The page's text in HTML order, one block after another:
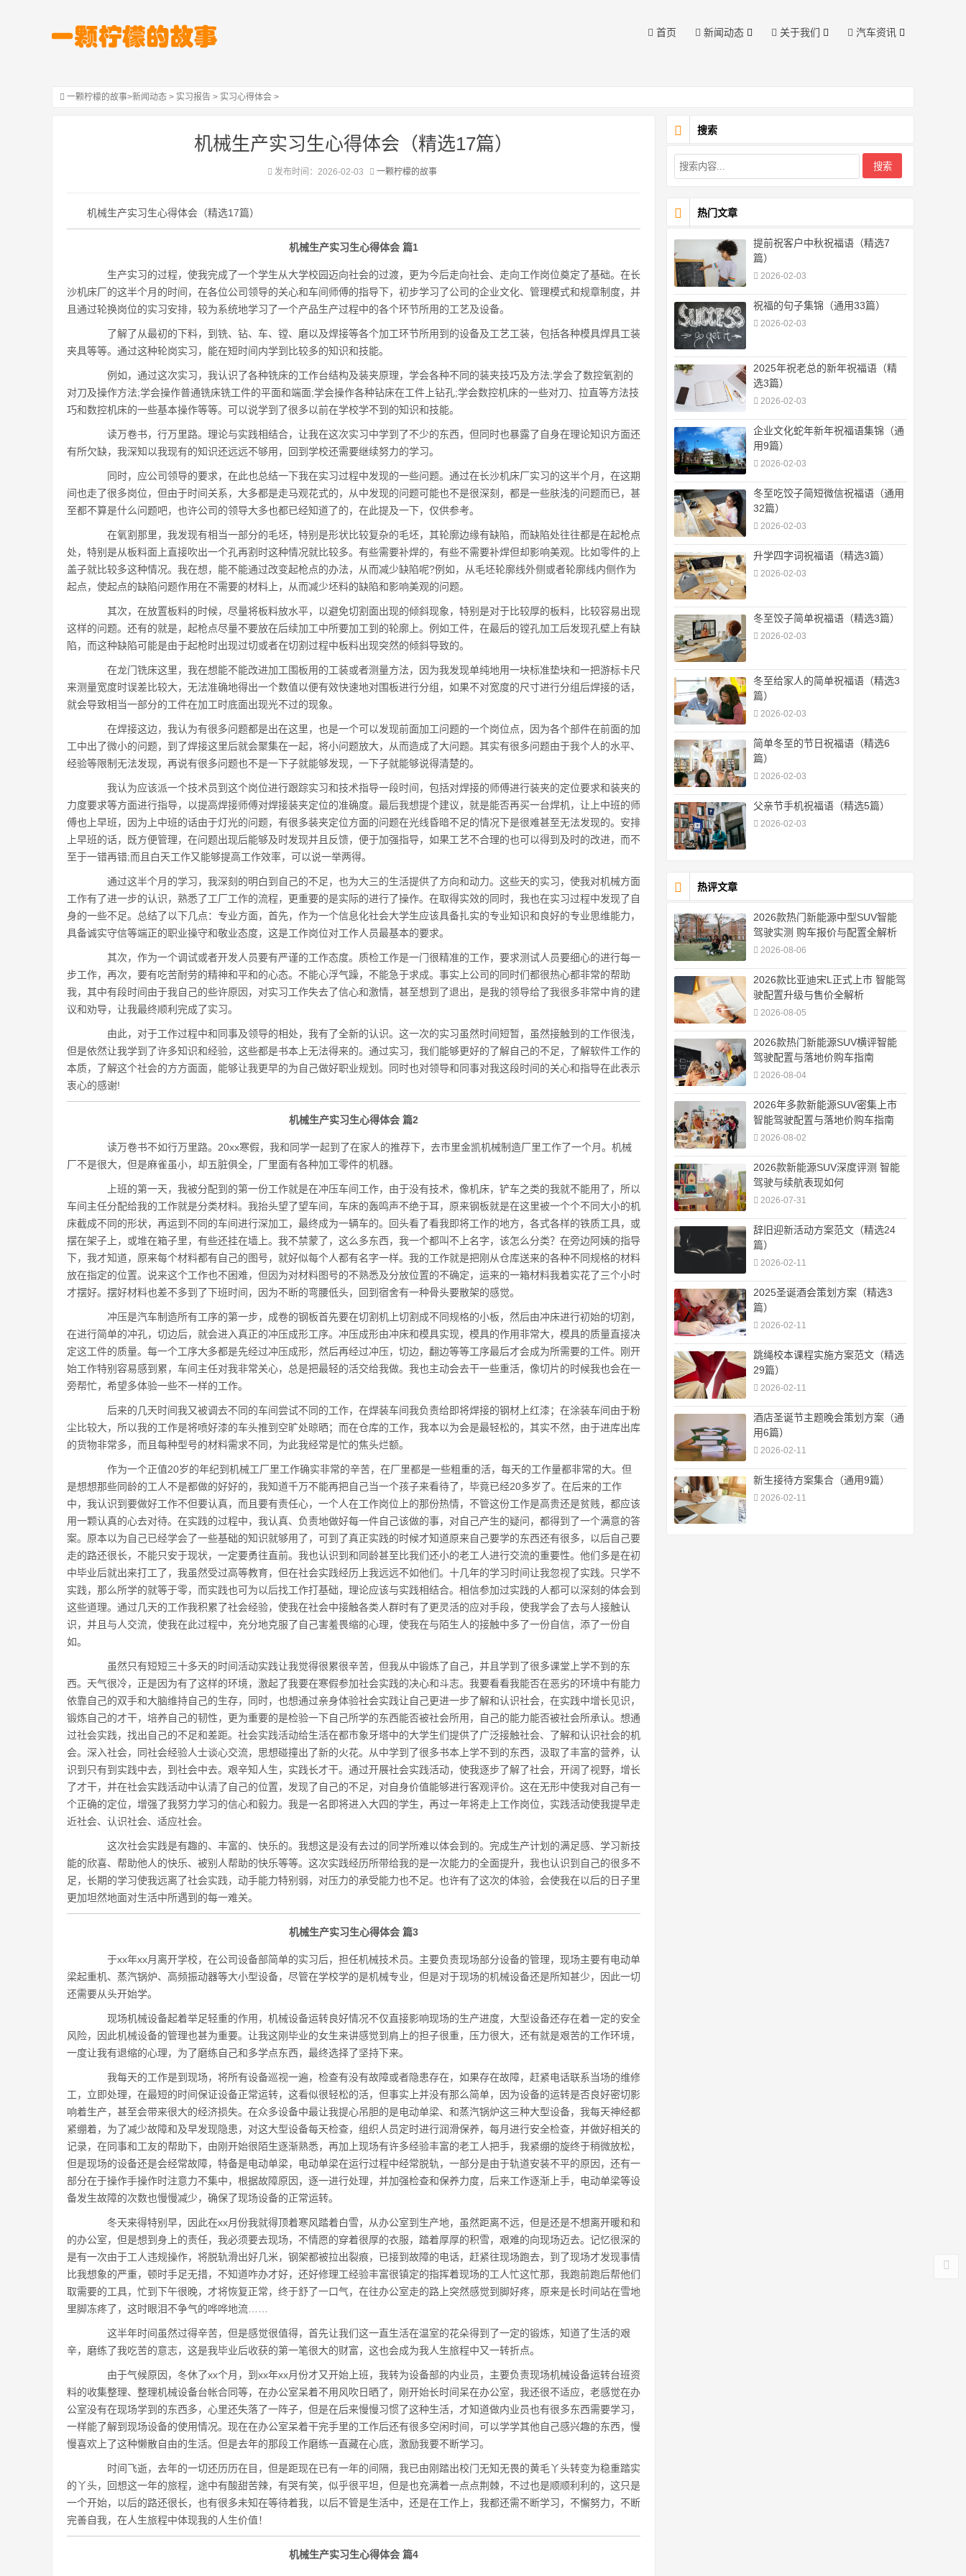
首页 新闻动态 关于我们 汽车资讯
一颗柠檬的故事>新闻动态 > 实习报告 > 实习心得体会 >
机械生产实习生心得体会（精选17篇）
发布时间：2026-02-03 一颗柠檬的故事
机械生产实习生心得体会（精选17篇）
机械生产实习生心得体会 篇1
生产实习的过程，使我完成了一个学生从大学校园迈向社会的过渡，更为今后走向社会、走向工作岗位奠定了基础。在长
沙机床厂的这半个月的时间，在各位公司领导的关心和车间师傅的指导下，初步学习了公司的企业文化、管理模式和规章制度，并
且通过轮换岗位的实习安排，较为系统地学习了一个产品生产过程中的各个环节所用的工艺及设备。
了解了从最初的下料，到铣、钻、车、镗、磨以及焊接等各个加工环节所用到的设备及工艺工装，包括各种模具焊具工装
夹具等等。通过这种轮岗实习，能在短时间内学到比较多的知识和技能。
例如，通过这次实习，我认识了各种铣床的工作台结构及装夹原理，学会各种不同的装夹技巧及方法;学会了数控氧割的
对刀及操作方法;学会操作普通铣床铣工件的平面和端面;学会操作各种钻床在工件上钻孔;学会数控机床的一些对刀、拉直等方法技
巧和数控机床的一些基本操作等等。可以说学到了很多以前在学校学不到的知识和技能。
读万卷书，行万里路。理论与实践相结合，让我在这次实习中学到了不少的东西，但同时也暴露了自身在理论知识方面还
有所欠缺，我深知以我现有的知识还远远不够用，回到学校还需要继续努力的学习。
同时，应公司领导的要求，在此也总结一下我在实习过程中发现的一些问题。通过在长沙机床厂实习的这半个月，在这期
间也走了很多岗位，但由于时间关系，大多都是走马观花式的，从中发现的问题可能也不是很深刻，都是一些肤浅的问题而已，甚
至都不算是什么问题吧，也许公司的领导大多也都已经知道了的，在此提及一下，仅供参考。
在氧割那里，我发现有相当一部分的毛坯，特别是形状比较复杂的毛坯，其轮廓边缘有缺陷，而缺陷处往往都是在起枪点
处，特别是从板料面上直接吹出一个孔再割时这种情况就比较多。有些需要补焊的，有些不需要补焊但却影响美观。比如零件的上
盖子就比较多这种情况。我在想，能不能通过改变起枪点的办法，从而减少缺陷呢?例如，从毛坯轮廓线外侧或者轮廓线内侧作为
起点，使起点的缺陷问题作用在不需要的材料上，从而减少坯料的缺陷和影响美观的问题。
其次，在放置板料的时候，尽量将板料放水平，以避免切割面出现的倾斜现象，特别是对于比较厚的板料，比较容易出现
这样的问题。还有的就是，起枪点尽量不要放在后续加工中所要加工到的轮廓上。例如工件，在最后的镗孔加工后发现孔壁上有缺
陷，而这种缺陷可能是由于起枪时出现过切或者在切割过程中板料出现突然的倾斜导致的。
在龙门铣床这里，我在想能不能改进加工围板用的工装或者测量方法，因为我发现单纯地用一块标准垫块和一把游标卡尺
来测量宽度时误差比较大，无法准确地得出一个数值以便有效快速地对围板进行分组，如果不对宽度的尺寸进行分组后焊接的话，
就会导致相当一部分的工件在加工时底面出现光不过的现象。
在焊接这边，我认为有很多问题都是出在这里，也是一个可以发现前面加工问题的一个岗位点，因为各个部件在前面的加
工中出了微小的问题，到了焊接这里后就会聚集在一起，将小问题放大，从而造成了大问题。其实有很多问题由于我个人的水平、
经验等限制无法发现，再说有很多问题也不是一下子就能够发现，一下子就能够说得清楚的。
我认为应该派一个技术员到这个岗位进行跟踪实习和技术指导一段时间，包括对焊接的师傅进行装夹的定位要求和装夹的
力度要求等方面进行指导，以提高焊接师傅对焊接装夹定位的准确度。最后我想提个建议，就是能否再买一台焊机，让上中班的师
傅也上早班，因为上中班的话由于灯光的问题，有很多装夹定位方面的问题在光线昏暗不足的情况下是很难甚至无法发现的。安排
上早班的话，既方便管理，在问题出现后能够及时发现并且反馈，便于加强指导，如果工艺不合理的也可以得到及时的改进，而不
至于一错再错;而且白天工作又能够提高工作效率，可以说一举两得。
通过这半个月的学习，我深刻的明白到自己的不足，也为大三的生活提供了方向和动力。这些天的实习，使我对机械方面
工作有了进一步的认识，熟悉了工厂工作的流程，更重要的是实际的进行了操作。在取得实效的同时，我也在实习过程中发现了自
身的一些不足。总结了以下几点：专业方面，首先，作为一个信息化社会大学生应该具备扎实的专业知识和良好的专业思维能力，
具备诚实守信等端正的职业操守和敬业态度，这是工作岗位对工作人员最基本的要求。
其次，作为一个调试或者开发人员要有严谨的工作态度。质检工作是一门很精准的工作，要求测试人员要细心的进行每一
步工作，再次，要有吃苦耐劳的精神和平和的心态。不能心浮气躁，不能急于求成。事实上公司的同时们都很热心都非常的帮助
我，其中有段时间由于我自己的些许原因，对实习工作失去了信心和激情，甚至想到了退出，是我的领导给了我很多非常中肯的建
议和劝导，让我最终顺利完成了实习。
由此，对于工作过程中和同事及领导的相处，我有了全新的认识。这一次的实习虽然时间短暂，虽然接触到的工作很浅，
但是依然让我学到了许多知识和经验，这些都是书本上无法得来的。通过实习，我们能够更好的了解自己的不足，了解软件工作的
本质，了解这个社会的方方面面，能够让我更早的为自己做好职业规划。同时也对领导和同事对我这段时间的关心和指导在此表示
衷心的感谢!
机械生产实习生心得体会 篇2
读万卷书不如行万里路。20xx寒假，我和同学一起到了在家人的推荐下，去市里金凯机械制造厂里工作了一个月。机械
厂不是很大，但是麻雀虽小，却五脏俱全，厂里面有各种加工零件的机器。
上班的第一天，我被分配到的第一份工作就是在冲压车间工作，由于没有技术，像机床，铲车之类的我就不能用了，所以
车间主任分配给我的工作就是分类材料。我抬头望了望车间，车床的轰鸣声不绝于耳，原来钢板就是在这里被一个个不同大小的机
床截成不同的形状，再运到不同的车间进行深加工，最终成为一辆车的。回头看了看我即将工作的地方，各式各样的铁质工具，或
摆在架子上，或堆在箱子里，有些还挂在墙上。我不禁蒙了，这么多东西，我一个都叫不上名字，该怎么分类？在旁边阿姨的指导
下，我才知道，原来每个材料都有自己的图号，就好似每个人都有名字一样。我的工作就是把刚从仓库送来的各种不同规格的材料
放在指定的位置。说来这个工作也不困难，但因为对材料图号的不熟悉及分放位置的不确定，运来的一箱材料我着实花了三个小时
才摆好。摆好材料也差不多到了下班时间，因为不断的弯腰低头，回到宿舍有一种骨头要散架的感觉。
冲压是汽车制造所有工序的第一步，成卷的钢板首先要在切割机上切割成不同规格的小板，然后由冲床进行初始的切割，
在进行简单的冲孔，切边后，就会进入真正的冲压成形工序。冲压成形由冲床和模具实现，模具的作用非常大，模具的质量直接决
定这工件的质量。每一个工序大多都是先经过冲压成形，然后再经过冲压，切边，翻边等等工序最后才会成为所需要的工件。刚开
始工作特别容易感到累，车间主任对我非常关心，总是把最轻的活交给我做。我也主动会去干一些重活，像切片的时候我也会在一
旁帮忙，希望多体验一些不一样的工作。
后来的几天时间我又被调去不同的车间尝试不同的工作，在焊装车间我负责给即将焊接的钢材上红漆；在涂装车间由于粉
尘比较大，所以我的工作是将喷好漆的车头推到空旷处晾晒；而在仓库的工作，我本以为会是最轻松的，其实不然，由于进库出库
的货物非常多，而且每种型号的材料需求不同，为此我经常是忙的焦头烂额。
作为一个正值20岁的年纪到机械工厂里工作确实非常的辛苦，在厂里都是一些粗重的活，每天的工作量都非常的大。但
是想想那些同龄的工人不是都做的好好的，我知道千万不能再把自己当一个孩子来看待了，毕竟已经20多岁了。在后来的工作
中，我认识到要做好工作不但要认真，而且要有责任心，一个人在工作岗位上的那份热情，不管这份工作是高贵还是贫贱，都应该
用一颗认真的心去对待。在实践的过程中，我认真、负责地做好每一件自己该做的事，对自己产生的疑问，都得到了一个满意的答
案。原本以为自己已经学会了一些基础的知识就够用了，可到了真正实践的时候才知道原来自己要学的东西还有很多，以后自己要
走的路还很长，不能只安于现状，一定要勇往直前。我也认识到和同龄甚至比我们还小的老工人进行交流的重要性。他们多是在初
中毕业后就出来打工了，我虽然受过高等教育，但在社会实践经历上我远远不如他们。十几年的学习时间让我忽视了实践。只学不
实践，那么所学的就等于零，而实践也可为以后找工作打基础，理论应该与实践相结合。相信参加过实践的人都可以深刻的体会到
这些道理。通过几天的工作我积累了社会经验，使我在社会中接触各类人群时有了更灵活的应对手段，使我学会了去与人接触认
识，并且与人交流，使我在此过程中，充分地克服了自己害羞畏缩的心理，使我在与陌生人的接触中多了一份自信，添了一份自
如。
虽然只有短短三十多天的时间活动实践让我觉得很累很辛苦，但我从中锻炼了自己，并且学到了很多课堂上学不到的东
西。天气很冷，正是因为有了这样的环境，激起了我要在寒假参加社会实践的决心和斗志。我要看看我能否在恶劣的环境中有能力
依靠自己的双手和大脑维持自己的生存，同时，也想通过亲身体验社会实践让自己更进一步了解和认识社会，在实践中增长见识，
锻炼自己的才干，培养自己的韧性，更为重要的是检验一下自己所学的东西能否被社会所用，自己的能力能否被社会所承认。想通
过社会实践，找出自己的不足和差距。社会实践活动给生活在都市象牙塔中的大学生们提供了广泛接触社会、了解和认识社会的机
会。深入社会，同社会经验人士谈心交流，思想碰撞出了新的火花。从中学到了很多书本上学不到的东西，汲取了丰富的营养，认
识到只有到实践中去，到社会中去。艰辛知人生，实践长才干。通过开展社会实践活动，使我逐步了解了社会，开阔了视野，增长
了才干，并在社会实践活动中认清了自己的位置，发现了自己的不足，对自身价值能够进行客观评价。这在无形中使我对自己有一
个正确的定位，增强了我努力学习的信心和毅力。我是一名即将进入大四的学生，再过一年将走上工作岗位，实践活动使我提早走
近社会、认识社会、适应社会。
这次社会实践是有趣的、丰富的、快乐的。我想这是没有去过的同学所难以体会到的。完成生产计划的满足感、学习新技
能的欣喜、帮助他人的快乐、被别人帮助的快乐等等。这次实践经历所带给我的是一次能力的全面提升，我也认识到自己的很多不
足，长期的学习使我远离了社会实践，动手能力特别弱，对压力的承受能力也不足。也许有了这次的体验，会使我在以后的日子里
更加坦然地面对生活中所遇到的每一难关。
机械生产实习生心得体会 篇3
于xx年xx月离开学校，在公司设备部简单的实习后，担任机械技术员。主要负责现场部分设备的管理，现场主要有电动单
梁起重机、蒸汽锅炉、高频振动器等大小型设备，尽管在学校学的是机械专业，但是对于现场的机械设备还是所知甚少，因此一切
还需要从头开始学。
现场机械设备起着举足轻重的作用，机械设备运转良好情况不仅直接影响现场的生产进度，大型设备还存在着一定的安全
风险，因此机械设备的管理也甚为重要。让我这刚毕业的女生来讲感觉到肩上的担子很重，压力很大，还有就是艰苦的工作环境，
一度让我有退缩的心理，为了磨练自己和多学点东西，最终选择了坚持下来。
我每天的工作是到现场，将所有设备巡视一遍，检查有没有故障或者隐患存在，如果存在故障，赶紧电话联系当场的维修
工，立即处理，在最短的时间保证设备正常运转，这看似很轻松的活，但事实上并没有那么简单，因为设备的运转是否良好密切影
响着生产，甚至会带来很大的经济损失。在众多设备中最让我提心吊胆的是电动单梁、和蒸汽锅炉这三种大型设备，我每天神经都
紧绷着，为了减少故障和及早发现隐患，对这大型设备每天检查，组织人员定时进行润滑保养，每月进行安全检查，并做好相关的
记录，在同事和工友的帮助下，由刚开始很陌生逐渐熟悉，再加上现场有许多经验丰富的老工人把手，我紧绷的旋终于稍微放松，
但是现场的设备还是会经常故障，特备是电动单梁，电动单梁在运行过程中经常脱轨，一部分是由于轨道安装不平的原因，还有一
部分在于操作手操作时注意力不集中，根据故障原因，逐一进行处理，并加强检查和保养力度，后来工作逐渐上手，电动单梁等设
备发生故障的次数也慢慢减少，确保了现场设备的正常运转。
冬天来得特别早，因此在xx月份我就得顶着寒风踏着白雪，从办公室到生产地，虽然距离不远，但是还是不想离开暖和和
的办公室，但是想到身上的责任，我必须要去现场，不情愿的穿着很厚的衣服，踏着厚厚的积雪，艰难的向现场迈去。记忆很深的
是有一次由于工人违规操作，将脱轨滑出好几米，钢架都被拉出裂痕，已接到故障的电话，赶紧往现场跑去，到了现场才发现事情
比我想象的严重，顿时手足无措，不知道咋办才好，还好修理工经验丰富很镇定的指挥着现场的工人忙这忙那，我跑前跑后帮他们
取需要的工具，忙到下午很晚，才将恢复正常，终于舒了一口气，在往办公室走的路上突然感觉到脚好疼，原来是长时间站在雪地
里脚冻疼了，这时眼泪不争气的哗哗地流……
这半年时间虽然过得辛苦，但是感觉很值得，首先让我们这一直生活在温室的花朵得到了一定的锻炼，知道了生活的艰
辛，磨练了我吃苦的意志，这是我毕业后收获的第一笔很大的财富，这也会成为我人生旅程中又一转折点。
由于气候原因，冬休了xx个月，到xx年xx月份才又开始上班，我转为设备部的内业员，主要负责现场机械设备运转台班资
料的收集整理、整理机械设备台帐合同等，在办公室呆着不用风吹日晒了，刚开始长时间呆在办公室，我还很不适应，老感觉在办
公室没有在现场学到的东西多，心里还失落了一阵子，但是在后来慢慢习惯了这种生活，才知道做内业员也有很多东西需要学习，
一样能了解到现场设备的使用情况。现在在办公室呆着干完手里的工作后还有很多空闲时间，可以学学其他自己感兴趣的东西，慢
慢喜欢上了这种懒散自由的生活。但是去年的那段工作磨练一直藏在心底，激励我要不断学习。
时间飞逝，去年的一切还历历在目，但是距现在已有一年的间隔，我已由刚踏出校门无知无畏的黄毛丫头转变为稳重踏实
的丫头，回想这一年的旅程，途中有酸甜苦辣，有哭有笑，似乎很平坦，但是也充满着一点点荆棘，不过也是顺顺利利的，这只是
一个开始，以后的路还很长，也有很多未知在等待着我，以后不管是生活中，还是在工作上，我都还需不断学习，不懈努力，不断
完善自我，在人生旅程中体现我的人生价值！
机械生产实习生心得体会 篇4
搜索
热门文章
提前祝客户中秋祝福语（精选7
篇）
2026-02-03
祝福的句子集锦（通用33篇）
2026-02-03
2025年祝老总的新年祝福语（精
选3篇）
2026-02-03
企业文化蛇年新年祝福语集锦（通
用9篇）
2026-02-03
冬至吃饺子简短微信祝福语（通用
32篇）
2026-02-03
升学四字词祝福语（精选3篇）
2026-02-03
冬至饺子简单祝福语（精选3篇）
2026-02-03
冬至给家人的简单祝福语（精选3
篇）
2026-02-03
简单冬至的节日祝福语（精选6
篇）
2026-02-03
父亲节手机祝福语（精选5篇）
2026-02-03
热评文章
2026款热门新能源中型SUV智能
驾驶实测 购车报价与配置全解析
2026-08-06
2026款比亚迪宋L正式上市 智能驾
驶配置升级与售价全解析
2026-08-05
2026款热门新能源SUV横评智能
驾驶配置与落地价购车指南
2026-08-04
2026年多款新能源SUV密集上市
智能驾驶配置与落地价购车指南
2026-08-02
2026款新能源SUV深度评测 智能
驾驶与续航表现如何
2026-07-31
辞旧迎新活动方案范文（精选24
篇）
2026-02-11
2025圣诞酒会策划方案（精选3
篇）
2026-02-11
跳绳校本课程实施方案范文（精选
29篇）
2026-02-11
酒店圣诞节主题晚会策划方案（通
用6篇）
2026-02-11
新生接待方案集合（通用9篇）
2026-02-11